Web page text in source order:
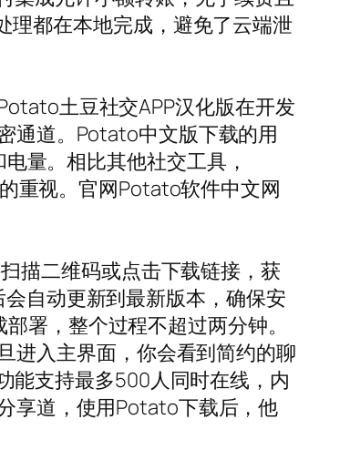
理都在本地完成，避免了云端泄
土豆社交APP汉化版在开发
通道。Potato中文版下载的用
量。相比其他社交工具，
重视。官网Potato软件中文网
描二维码或点击下载链接，获
自动更新到最新版本，确保安
署，整个过程不超过两分钟。
进入主界面，你会看到简约的聊
能支持最多500人同时在线，内
享道，使用Potato下载后，他